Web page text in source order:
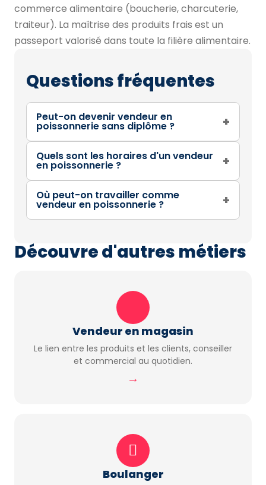
commerce alimentaire (boucherie, charcuterie,
traiteur). La maîtrise des produits frais est un
passeport valorisé dans toute la filière alimentaire.
Questions fréquentes
Peut-on devenir vendeur en
poissonnerie sans diplôme ? +
Quels sont les horaires d'un vendeur
en poissonnerie ? +
Où peut-on travailler comme
vendeur en poissonnerie ? +
Découvre d'autres métiers
Vendeur en magasin
Le lien entre les produits et les clients, conseiller
et commercial au quotidien.
→
Boulanger